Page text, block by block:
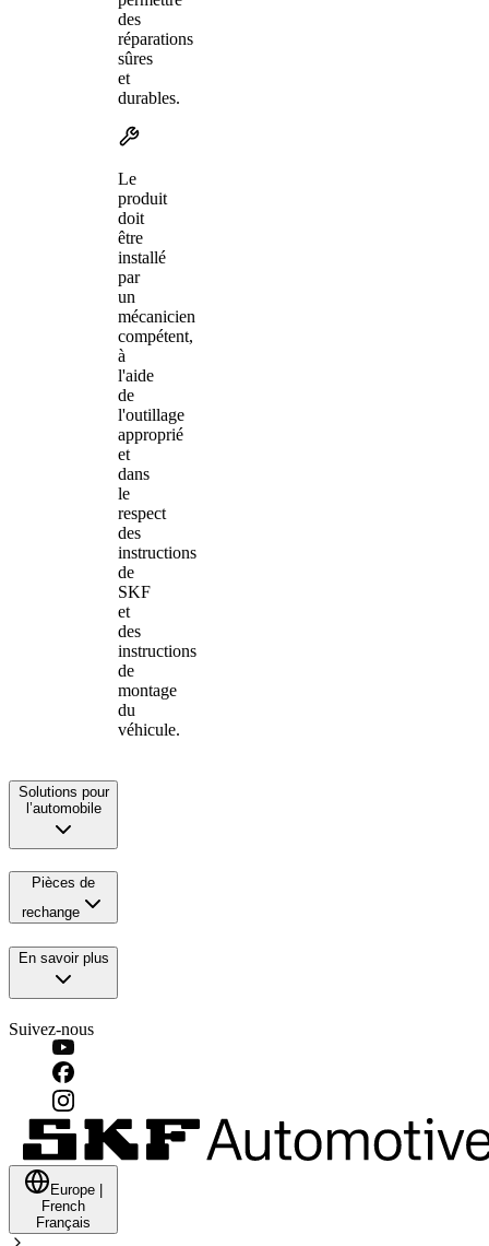
des
réparations
sûres
et
durables.
Le
produit
doit
être
installé
par
un
mécanicien
compétent,
à
l'aide
de
l'outillage
approprié
et
dans
le
respect
des
instructions
de
SKF
et
des
instructions
de
montage
du
véhicule.
Solutions pour
l’automobile
Pièces de
rechange
En savoir plus
Suivez-nous
Europe
French
Français